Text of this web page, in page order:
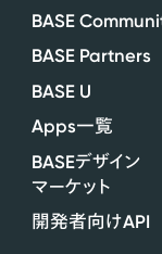
BASE
BASE Partners
BASE U
Apps一覧
BASEデザイン
マーケット
開発者向けAPI